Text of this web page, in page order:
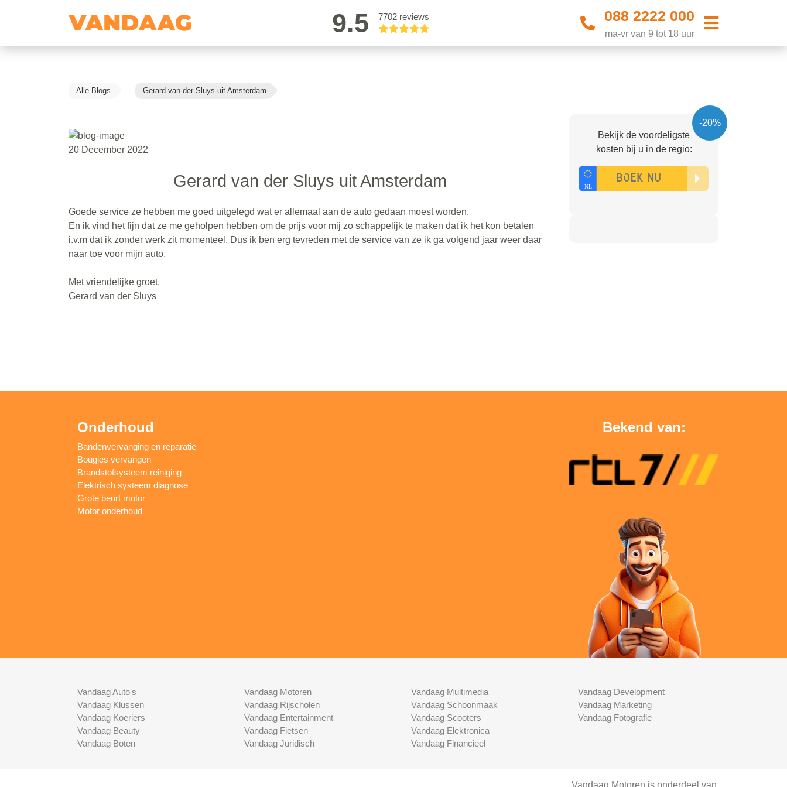
9.5 7702 reviews 088 2222 000
ma-vr van 9 tot 18 uur
Alle Blogs Gerard van der Sluys uit Amsterdam
20 December 2022
Gerard van der Sluys uit Amsterdam
Goede service ze hebben me goed uitgelegd wat er allemaal aan de auto gedaan moest worden.
En ik vind het fijn dat ze me geholpen hebben om de prijs voor mij zo schappelijk te maken dat ik het kon betalen
i.v.m dat ik zonder werk zit momenteel. Dus ik ben erg tevreden met de service van ze ik ga volgend jaar weer daar
naar toe voor mijn auto.
Met vriendelijke groet,
Gerard van der Sluys
-20%
Bekijk de voordeligste
kosten bij u in de regio:
Onderhoud
Bandenvervanging en reparatie
Bougies vervangen
Brandstofsysteem reiniging
Elektrisch systeem diagnose
Grote beurt motor
Motor onderhoud
Bekend van:
Vandaag Auto's
Vandaag Klussen
Vandaag Koeriers
Vandaag Beauty
Vandaag Boten
Vandaag Motoren
Vandaag Rijscholen
Vandaag Entertainment
Vandaag Fietsen
Vandaag Juridisch
Vandaag Multimedia
Vandaag Schoonmaak
Vandaag Scooters
Vandaag Elektronica
Vandaag Financieel
Vandaag Development
Vandaag Marketing
Vandaag Fotografie
Vandaag Motoren is onderdeel van